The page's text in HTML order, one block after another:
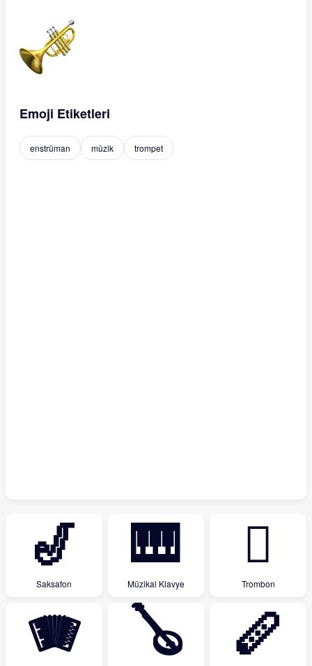
Emoji Etiketleri
enstrüman müzik trompet
🎷
Saksafon
🎹
Müzikal Klavye
🪊
Trombon
🪗 🪕 🪈